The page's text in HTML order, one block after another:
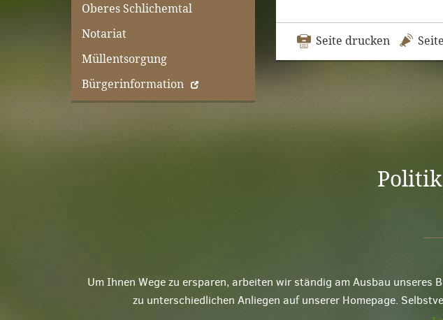
Oberes Schlichemtal
Notariat
Müllentsorgung
Bürgerinformation
Seite drucken
Um Ihnen Wege zu ersparen, arbeiten wir ständig am Ausbau
zu unterschiedlichen Anliegen auf unserer Homepage.